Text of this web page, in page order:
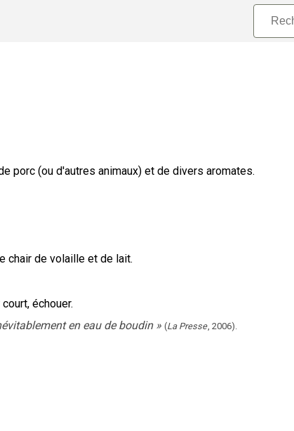
porc (ou d'autres animaux) et de divers aromates.
chair de volaille et de lait.
échouer.
en eau de boudin » (La Presse 2006).